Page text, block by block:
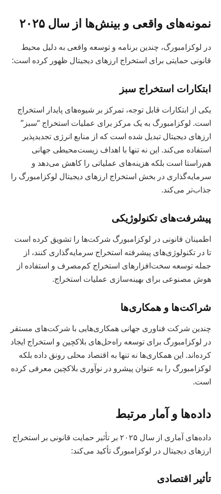
نمونه‌های واقعی و بینش‌ها از سال ۲۰۲۵
در لوکزامبورگ، چندین برنامه و توسعه واقعی به دلیل محیط
قانونی حمایتی برای استخراج ارزهای دیجیتال ظهور کرده است:
ابتکارات استخراج سبز
یکی از ابتکارات قابل توجه، تمرکز بر شیوه‌های پایدار استخراج
است. لوکزامبورگ به یک مرکز برای عملیات استخراج “سبز”
ارزهای دیجیتال تبدیل شده است که از منابع انرژی تجدیدپذیر
استفاده می‌کند. این نه تنها با اهداف زیست‌محیطی جهانی
هم‌راستا است بلکه هزینه‌های عملیاتی را کاهش می‌دهد و
سرمایه‌گذاری در بخش استخراج ارزهای دیجیتال لوکزامبورگ را
جذاب‌تر می‌کند.
پیشرفت‌های تکنولوژیکی
اطمینان قانونی در لوکزامبورگ شرکت‌ها را تشویق کرده است
تا در تکنولوژی‌های پیشرفته استخراج سرمایه‌گذاری کنند، از
جمله توسعه سخت‌افزارهای استخراج کم‌مصرف و استفاده از
هوش مصنوعی برای بهینه‌سازی عملیات استخراج.
شراکت‌ها و همکاری‌ها
چندین شرکت فناوری جهانی همکاری‌هایی با شرکت‌های مستقر
در لوکزامبورگ برای توسعه راه‌حل‌های بلاکچین و استخراج ایجاد
کرده‌اند. این همکاری‌ها نه تنها به اقتصاد محلی رونق داده بلکه
لوکزامبورگ را به عنوان پیشرو در نوآوری بلاکچین معرفی کرده
است.
داده‌ها و آمار مرتبط
داده‌های آماری از سال ۲۰۲۵ بر تأثیر حمایت قانونی بر استخراج
ارزهای دیجیتال در لوکزامبورگ تأکید می‌کند:
تأثیر اقتصادی